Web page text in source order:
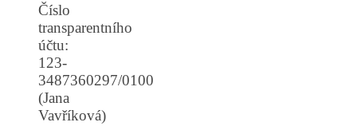
Číslo
transparentního
účtu:
123-
3487360297/0100
(Jana
Vavříková)